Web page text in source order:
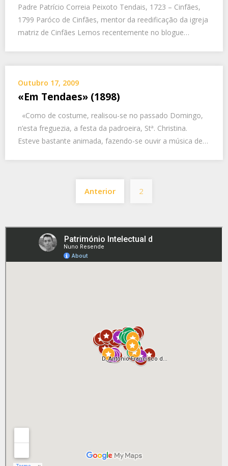
Padre Patrício Correia Peixoto Tendais, 1723 – Cinfães,
1799 Paróco de Cinfães, mentor da reedificação da igreja
matriz de Cinfães Lemos recentemente no blogue…
Outubro 17, 2009
«Em Tendaes» (1898)
«Como de costume, realisou-se no passado Domingo,
n’esta freguezia, a festa da padroeira, Stª. Christina.
Esteve bastante animada, fazendo-se ouvir a música de…
Paginação
dos
Anterior 2